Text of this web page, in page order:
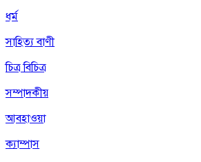
ধর্ম
সাহিত্য বাণী
চিত্র বিচিত্র
সম্পাদকীয়
আবহাওয়া
ক্যাম্পাস